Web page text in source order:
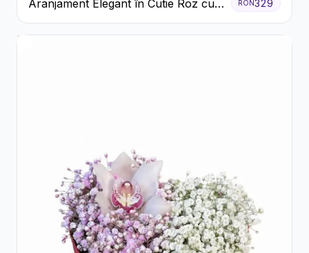
Aranjament Elegant în Cutie Roz cu
Trandafiri și Gerbera
RON329